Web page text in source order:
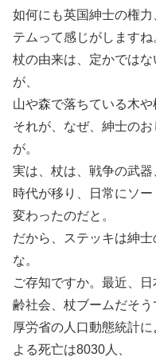
如何にも英国紳士の権
テムって感じがしますね
杖の由来は、定かでは
が、
山や森で落ちている木や
それが、なぜ、紳士の
が。
実は、杖は、戦争の武器
時代が移り、日常にソ
変わったのだと。
だから、ステッキは紳
な。
ご存知ですか。最近、
齢社会、杖ブームだそう
厚労省の人口動態統計
よる死亡は8030人、